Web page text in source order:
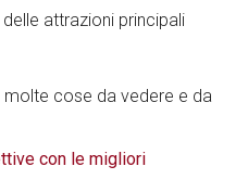
attrazioni principali
cose da vedere e da
con le migliori